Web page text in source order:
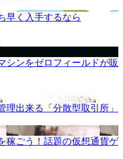
早く入手するなら
シンをゼロフィールドが販
理出来る「分散型取引所」
稼ごう！話題の仮想通貨ゲ